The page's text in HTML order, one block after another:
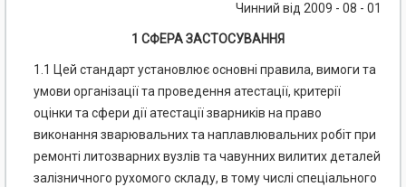
Чинний від 2009 - 08 - 01
1 СФЕРА ЗАСТОСУВАННЯ
1.1 Цей стандарт установлює основні правила, вимоги та
умови організації та проведення атестації, критерії
оцінки та сфери дії атестації зварників на право
виконання зварювальних та наплавлювальних робіт при
ремонті литозварних вузлів та чавунних вилитих деталей
залізничного рухомого складу, в тому числі спеціального